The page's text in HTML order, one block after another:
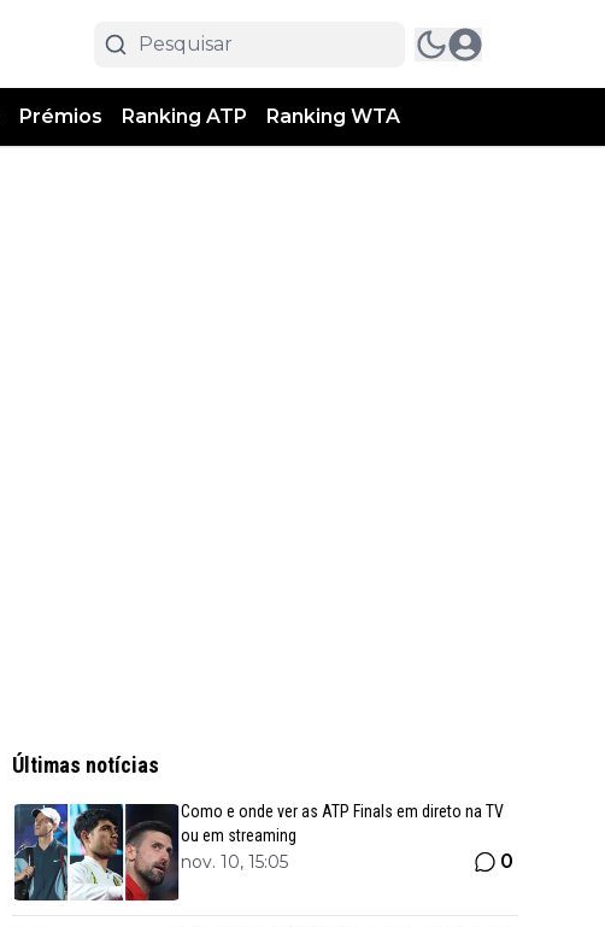
Prémios Ranking ATP Ranking WTA
Últimas notícias
Como e onde ver as ATP Finals em direto na TV
ou em streaming
nov. 10, 15:05 0